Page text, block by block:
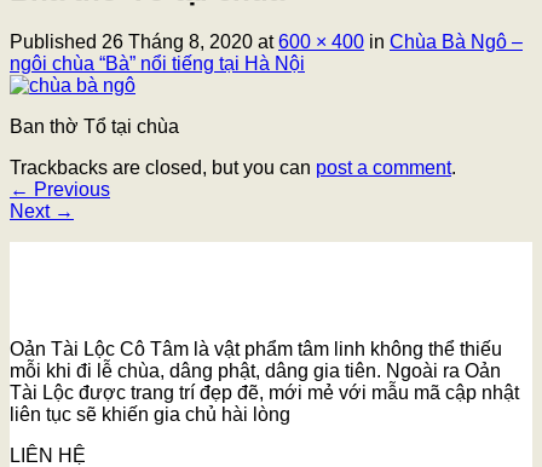
Published 26 Tháng 8, 2020 at600 × 400 in Chùa Bà Ngô –
ngôi chùa “Bà” nổi tiếng tại Hà Nội
Ban thờ Tổ tại chùa
Trackbacks are closed, but you can post a comment.
← Previous
Next →
Oản Tài Lộc Cô Tâm là vật phẩm tâm linh không thể thiếu
mỗi khi đi lễ chùa, dâng phật, dâng gia tiên. Ngoài ra Oản
Tài Lộc được trang trí đẹp đẽ, mới mẻ với mẫu mã cập nhật
liên tục sẽ khiến gia chủ hài lòng
LIÊN HỆ